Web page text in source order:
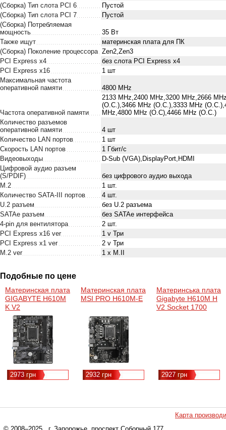
(Сборка) Тип слота PCI 6
Пустой
(Сборка) Тип слота PCI 7
Пустой
(Сборка) Потребляемая
мощность
35 Вт
Также ищут
материнская плата для ПК
(Сборка) Поколение процессора Zen2,Zen3
PCI Express x4
без слота PCI Express x4
PCI Express x16
1 шт
Максимальная частота
оперативной памяти
4800 MHz
Частота оперативной памяти
2133 MHz,2400 MHz,3200 MHz,2666
(O.C.),3466 MHz (O.C.),3333 MHz
MHz,4800 MHz (O.C),4466 MHz (O.C.)
Количество разъемов
оперативной памяти
4 шт
Количество LAN портов
1 шт
Скорость LAN портов
1 Гбит/с
Видеовыходы
D-Sub (VGA),DisplayPort,HDMI
Цифровой аудио разъем
(S/PDIF)
без цифрового аудио выхода
M.2
1 шт.
Количество SATA-III портов
4 шт.
U.2 разъем
без U.2 разъема
SATAe разъем
без SATAe интерфейса
4-pin для вентилятора
2 шт.
PCI Express x16 ver
1 v Три
PCI Express x1 ver
2 v Три
M.2 ver
1 x M.II
Подобные по цене
Материнская плата
GIGABYTE H610M
K V2
2973 грн
Материнская плата
MSI PRO H610M-E
2932 грн
Материнська плата
Gigabyte H610M H
V2 Socket 1700
2927 грн
Карта